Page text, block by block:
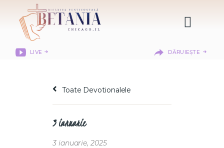
LIVE DĂRUIEȘTE
DESPRE NOI
CITIREA BIBLIEI
MISIUNEA BETANIA
Toate Devotionalele
3 ianuarie
3 ianuarie, 2025